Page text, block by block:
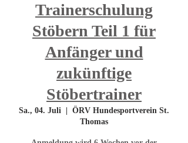
Trainerschulung
Stöbern Teil 1 für
Anfänger und
zukünftige
Stöbertrainer
Sa., 04. Juli
ÖRV Hundesportverein St.
Thomas